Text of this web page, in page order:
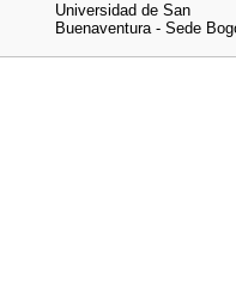
Universidad de San
Buenaventura - Sede